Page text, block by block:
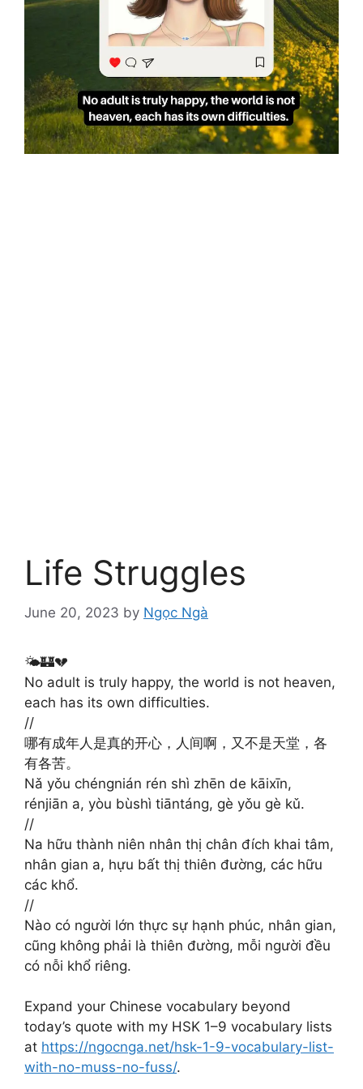
Life Struggles
June 20, 2023 by Ngọc Ngà
🌤️🏰💔
No adult is truly happy, the world is not heaven,
each has its own difficulties.
//
哪有成年人是真的开心，人间啊，又不是天堂，各
有各苦。 ​​​
Nǎ yǒu chéngnián rén shì zhēn de kāixīn,
rénjiān a, yòu bùshì tiāntáng, gè yǒu gè kǔ.
//
Na hữu thành niên nhân thị chân đích khai tâm,
nhân gian a, hựu bất thị thiên đường, các hữu
các khổ.
//
Nào có người lớn thực sự hạnh phúc, nhân gian,
cũng không phải là thiên đường, mỗi người đều
có nỗi khổ riêng.
Expand your Chinese vocabulary beyond
today’s quote with my HSK 1–9 vocabulary lists
at https://ngocnga.net/hsk-1-9-vocabulary-list-
with-no-muss-no-fuss/.